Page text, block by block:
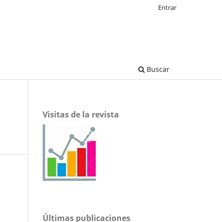
Buscar
Entrar
Visitas de la revista
Últimas publicaciones